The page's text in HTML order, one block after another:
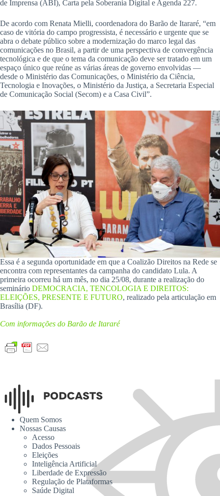
de Imprensa (ABI), Carta pela Soberania Digital e Agenda 227.
De acordo com Renata Mielli, coordenadora do Barão de Itararé, “em
caso de vitória do campo progressista, é necessário e urgente que se
abra o debate público sobre a modernização do marco legal das
comunicações no Brasil, a partir de uma perspectiva de convergência
tecnológica e de que o tema da comunicação deve ser tratado em um
espaço único que reúne as várias áreas de governo envolvidas —
desde o Ministério das Comunicações, o Ministério da Ciência,
Tecnologia e Inovações, o Ministério da Justiça, a Secretaria Especial
de Comunicação Social (Secom) e a Casa Civil”.
Essa é a segunda oportunidade em que a Coalizão Direitos na Rede se
encontra com representantes da campanha do candidato Lula. A
primeira ocorreu há um mês, no dia 25/08, durante a realização do
seminário DEMOCRACIA, TENCOLOGIA E DIREITOS:
ELEIÇÕES, PRESENTE E FUTURO, realizado pela articulação em
Brasília (DF).
Com informações do Barão de Itararé
Quem Somos
Nossas Causas
Acesso
Dados Pessoais
Eleições
Inteligência Artificial
Liberdade de Expressão
Regulação de Plataformas
Saúde Digital